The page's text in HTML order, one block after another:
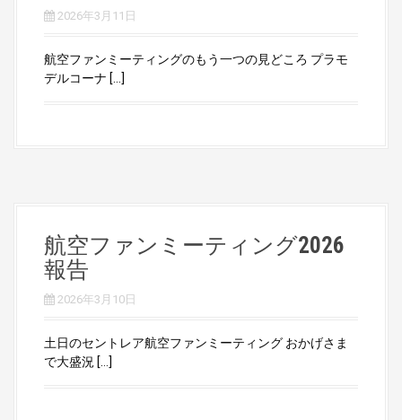
2026年3月11日
航空ファンミーティングのもう一つの見どころ プラモ
デルコーナ […]
航空ファンミーティング2026
報告
2026年3月10日
土日のセントレア航空ファンミーティング おかげさま
で大盛況 […]